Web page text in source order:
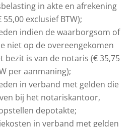
in akte en afrekening
exclusief BTW);
indien de waarborgsom of
niet op de overeengekomen
bezit is van de notaris (€ 35,75
per aanmaning);
in verband met gelden die
bij het notariskantoor,
depotakte;
in verband met gelden